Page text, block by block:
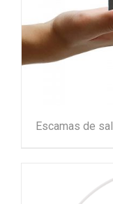
Escamas de sal